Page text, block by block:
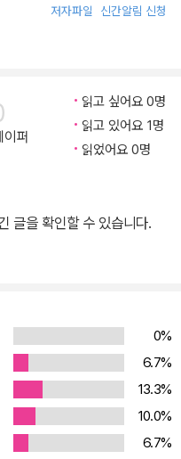
복숭아 통조림』이 베스트셀
저자파일 신간알림 신청
이퍼
읽고 싶어요 0명
읽고 있어요 1명
읽었어요 0명
글을 확인할 수 있습니다.
0%
6.7%
13.3%
10.0%
6.7%